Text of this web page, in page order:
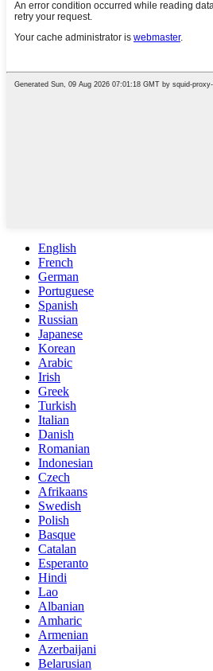
English
French
German
Portuguese
Spanish
Russian
Japanese
Korean
Arabic
Irish
Greek
Turkish
Italian
Danish
Romanian
Indonesian
Czech
Afrikaans
Swedish
Polish
Basque
Catalan
Esperanto
Hindi
Lao
Albanian
Amharic
Armenian
Azerbaijani
Belarusian